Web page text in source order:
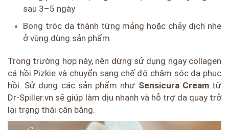
sau 3–5 ngày
Bong tróc da thành từng mảng hoặc chảy dịch nhẹ
ở vùng dùng sản phẩm
Trong trường hợp này, nên dừng sử dụng ngay collagen
cá hồi Pizkie và chuyển sang chế độ chăm sóc da phục
hồi. Sử dụng các sản phẩm như Sensicura Cream từ
Dr-Spiller.vn sẽ giúp làm dịu nhanh và hỗ trợ da quay trở
lại trạng thái cân bằng.